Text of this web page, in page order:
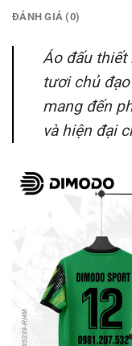
ĐÁNH GIÁ (0)
Áo đấu thiết
tươi chủ
mang đến
và hiện đại